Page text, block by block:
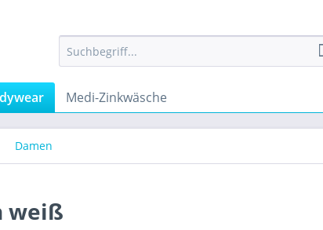
Medi-Zinkwäsche
Damen
weiß